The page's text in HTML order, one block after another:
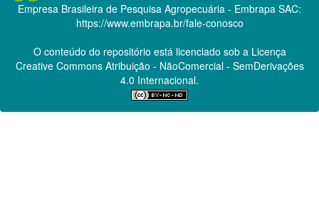
Empresa Brasileira de Pesquisa Agropecuária - Embrapa SAC:
https://www.embrapa.br/fale-conosco
O conteúdo do repositório está licenciado sob a Licença
Creative CommonsAtribuição - NãoComercial - SemDerivações
4.0 Internacional.